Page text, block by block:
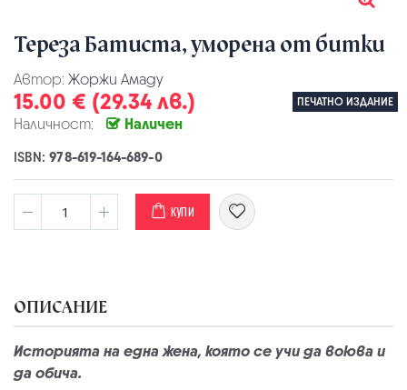
Тереза Батиста, уморена от битки
Автор: Жоржи Амаду
15.00 € (29.34 лв.) ПЕЧАТНО ИЗДАНИЕ
Наличност: Наличен
ISBN:978-619-164-689-0
КУПИ
ОПИСАНИЕ
Историята на една жена, която се учи да воюва и
да обича.